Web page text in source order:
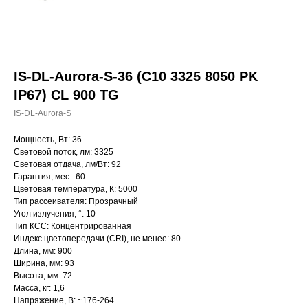
IS-DL-Aurora-S-36 (C10 3325 8050 PK
IP67) CL 900 TG
IS-DL-Aurora-S
Мощность, Вт: 36
Световой поток, лм: 3325
Световая отдача, лм/Вт: 92
Гарантия, мес.: 60
Цветовая температура, К: 5000
Тип рассеивателя: Прозрачный
Угол излучения, °: 10
Тип КСС: Концентрированная
Индекс цветопередачи (CRI), не менее: 80
Длина, мм: 900
Ширина, мм: 93
Высота, мм: 72
Масса, кг: 1,6
Напряжение, В: ~176-264